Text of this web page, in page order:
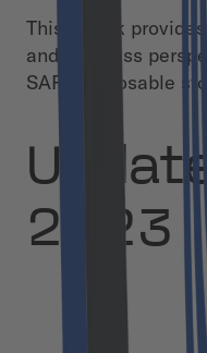
This eBook
and business
SAP composable
2023